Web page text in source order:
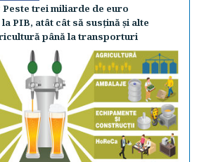
Peste trei miliarde de euro
PIB, atât cât să susţină şi alte
până la transporturi